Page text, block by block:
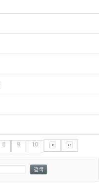
8 9 10